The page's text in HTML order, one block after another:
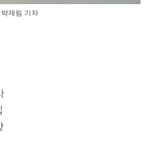
재림 기자